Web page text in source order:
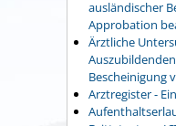
ausländischer
Approbation
Ärztliche
Bescheinigung
Arztregister -